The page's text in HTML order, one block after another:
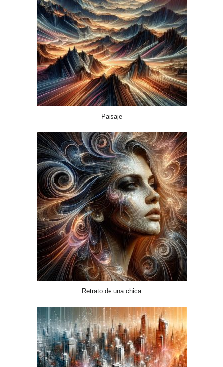
Paisaje
Retrato de una chica